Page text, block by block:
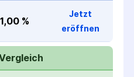
1,00 %
Jetzt
eröffnen